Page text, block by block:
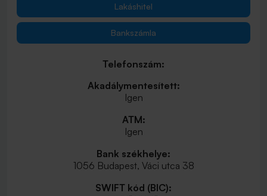
Lakáshitel
Bankszámla
Telefonszám:
Akadálymentesített:
Igen
ATM:
Igen
Bank székhelye:
1056 Budapest, Váci utca 38
SWIFT kód (BIC):